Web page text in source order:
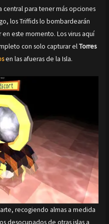
central para tener más opciones
los Triffids lo bombardearán
este momento. Los virus aquí
con solo capturar elTorres
en las afueras de la Isla.
recogiendo almas a medida